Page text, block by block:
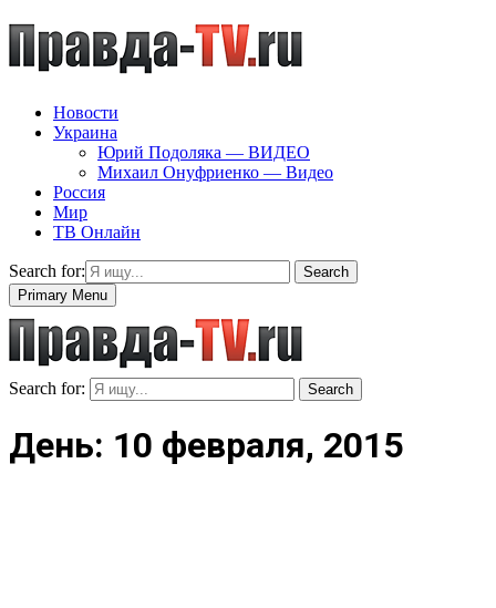
Новости
Украина
Юрий Подоляка — ВИДЕО
Михаил Онуфриенко — Видео
Россия
Мир
ТВ Онлайн
Search for:
Search
Primary Menu
Search for: Search
День: 10 февраля, 2015